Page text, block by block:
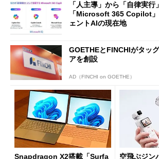
「人主導」から「自律実
「Microsoft 365 Copilot
ェントAIの現在地
GOETHEとFINCHIがタッ
アを創設
AD（FINCHI on GOETHE）
Snapdragon X2搭載「Surfa
空飛ぶジン